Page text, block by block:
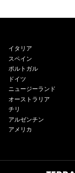
イタリア
スペイン
ポルトガル
ドイツ
ニュージーランド
オーストラリア
チリ
アルゼンチン
アメリカ